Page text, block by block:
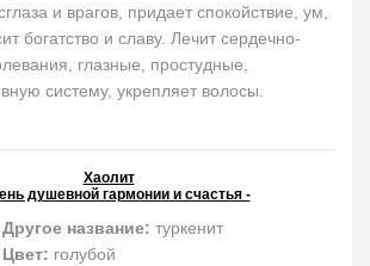
и врагов, придает спокойствие, ум,
богатство и славу. Лечит сердечно-
глазные, простудные,
систему, укрепляет волосы.
Хаолит
душевной гармонии и счастья -
Другое название: туркенит
Цвет: голубой